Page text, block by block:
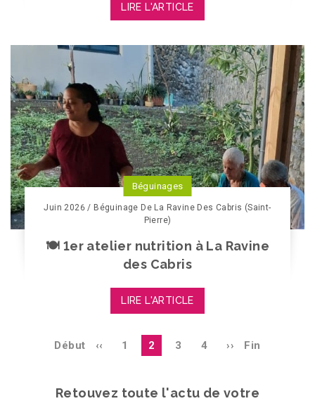
LIRE L'ARTICLE
Béguinages
Juin 2026 / Béguinage De La Ravine Des Cabris (Saint-
Pierre)
🍽️ 1er atelier nutrition à La Ravine
des Cabris
LIRE L'ARTICLE
PaginationPremière
Début
Page
précédente
‹‹ Page
1
page
courante
2 Page
3 Page
4
Page
››
Dernière
Fin
Retouvez toute l'actu de votre